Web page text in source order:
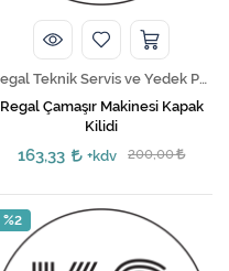
Regal Teknik Servis ve Yedek Parça Hizmetleri
Regal Çamaşır Makinesi Kapak
Kilidi
163,33 +kdv 200,00
%2